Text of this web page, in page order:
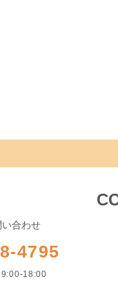
合わせ
4795
9:00-18:00